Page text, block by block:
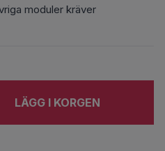
moduler kräver
LÄGG I KORGEN